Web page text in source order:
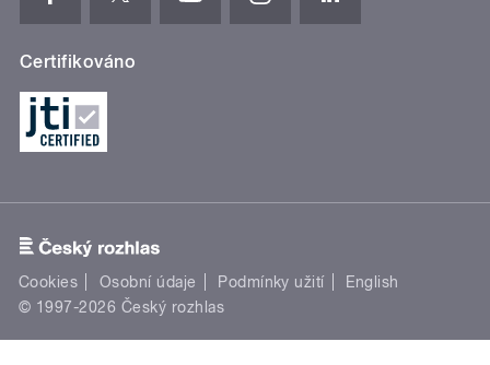
Certifikováno
Cookies Osobní údaje Podmínky užití
English
© 1997-2026 Český rozhlas